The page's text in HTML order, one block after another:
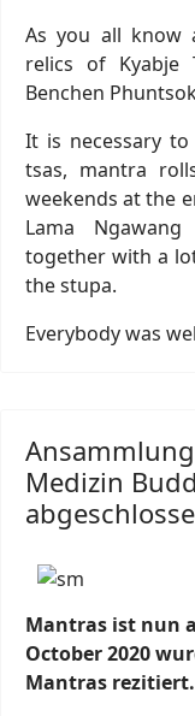
As you all know
relics of Kyabje
Benchen
It is necessary
tsas, mantra
weekends at the
Lama
together with a
the stupa.
Everybody was
Medizin
Mantras ist nun
October 2020
Mantras